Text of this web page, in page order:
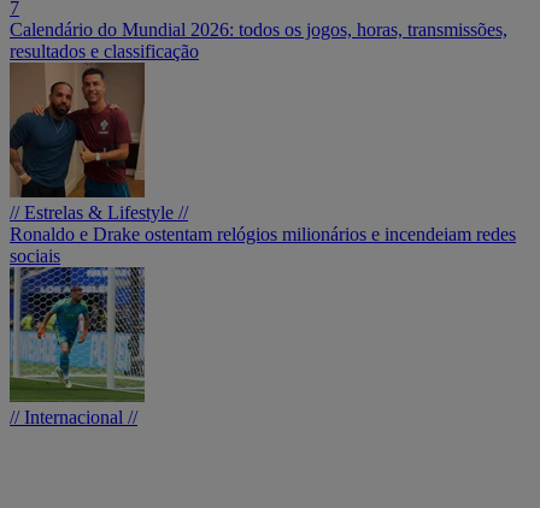
7
Calendário do Mundial 2026: todos os jogos, horas, transmissões,
resultados e classificação
// Estrelas & Lifestyle //
Ronaldo e Drake ostentam relógios milionários e incendeiam redes
sociais
// Internacional //